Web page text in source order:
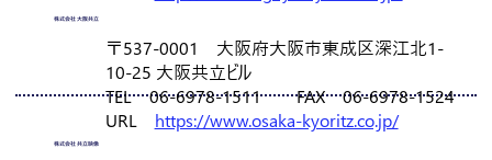
〒537-0001 大阪府大阪市東成区深江北1-
10-25 大阪共立ビル
TEL 06-6978-1511 FAX 06-6978-1524
URL https://www.osaka-kyoritz.co.jp/
株式会社 大阪共立
株式会社 共立映像